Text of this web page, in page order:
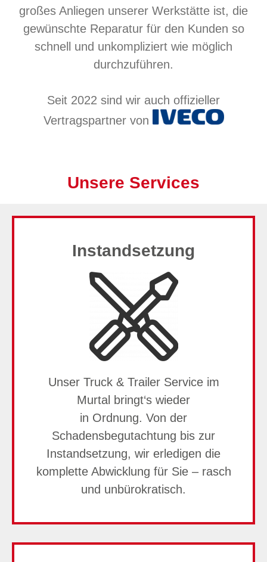
großes Anliegen unserer Werkstätte ist, die
gewünschte Reparatur für den Kunden so
schnell und unkompliziert wie möglich
durchzuführen.
Seit 2022 sind wir auch offizieller
Vertragspartner von
Unsere Services
Instandsetzung
Unser Truck & Trailer Service im
Murtal bringt‘s wieder
in Ordnung. Von der
Schadensbegutachtung bis zur
Instandsetzung, wir erledigen die
komplette Abwicklung für Sie – rasch
und unbürokratisch.